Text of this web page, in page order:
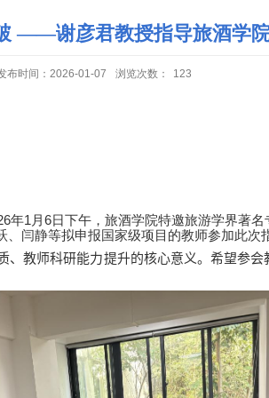
——谢彦君教授指导旅酒学
布时间：2026-01-07 浏览次数： 123
年1 月 6日下午，旅酒学院特邀旅游学界著
闫静等拟申报国家级项目的教师参加此次
教师科研能力提升的核心意义。希望参